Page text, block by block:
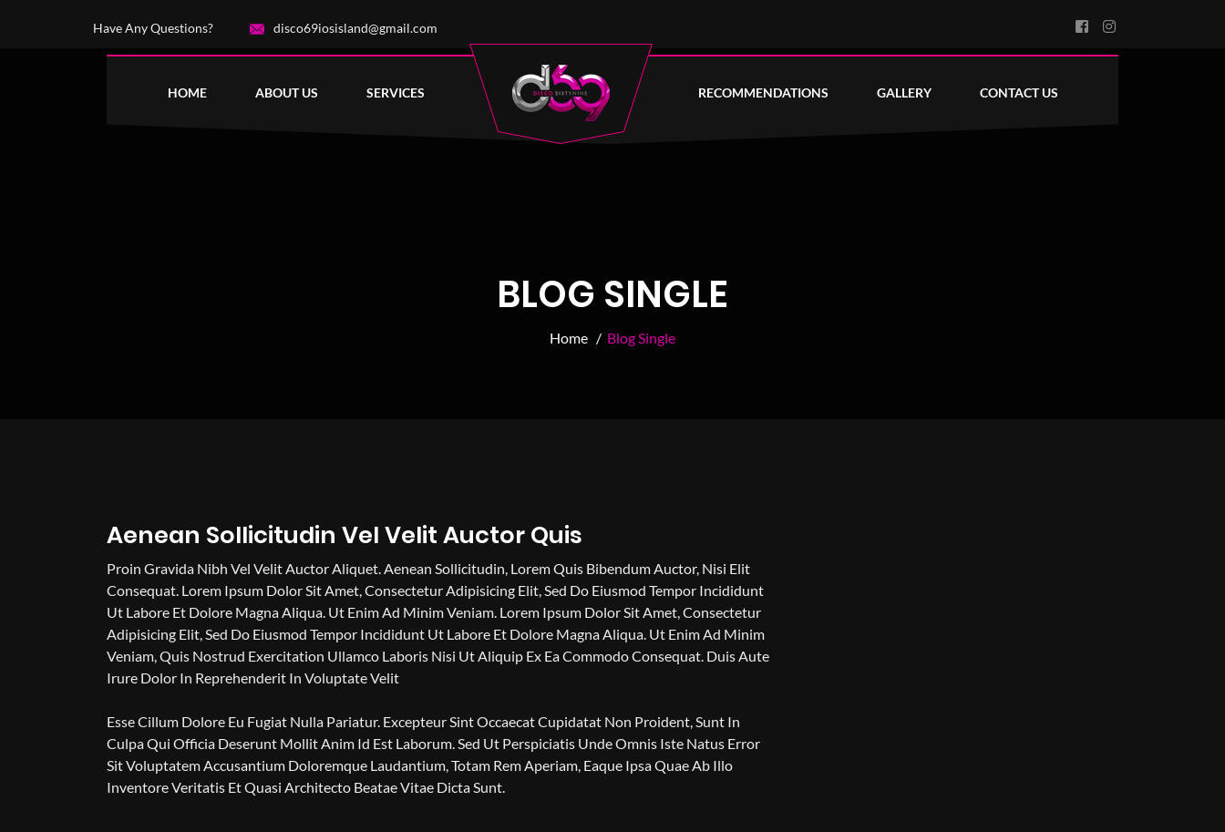
Have Any Questions? disco69iosisland@gmail.com
HOME ABOUT US SERVICES RECOMMENDATIONS GALLERY CONTACT US
BLOG SINGLE
Home / Blog Single
Aenean Sollicitudin Vel Velit Auctor Quis
Proin Gravida Nibh Vel Velit Auctor Aliquet. Aenean Sollicitudin, Lorem Quis Bibendum Auctor, Nisi Elit
Consequat. Lorem Ipsum Dolor Sit Amet, Consectetur Adipisicing Elit, Sed Do Eiusmod Tempor Incididunt
Ut Labore Et Dolore Magna Aliqua. Ut Enim Ad Minim Veniam. Lorem Ipsum Dolor Sit Amet, Consectetur
Adipisicing Elit, Sed Do Eiusmod Tempor Incididunt Ut Labore Et Dolore Magna Aliqua. Ut Enim Ad Minim
Veniam, Quis Nostrud Exercitation Ullamco Laboris Nisi Ut Aliquip Ex Ea Commodo Consequat. Duis Aute
Irure Dolor In Reprehenderit In Voluptate Velit
Esse Cillum Dolore Eu Fugiat Nulla Pariatur. Excepteur Sint Occaecat Cupidatat Non Proident, Sunt In
Culpa Qui Officia Deserunt Mollit Anim Id Est Laborum. Sed Ut Perspiciatis Unde Omnis Iste Natus Error
Sit Voluptatem Accusantium Doloremque Laudantium, Totam Rem Aperiam, Eaque Ipsa Quae Ab Illo
Inventore Veritatis Et Quasi Architecto Beatae Vitae Dicta Sunt.